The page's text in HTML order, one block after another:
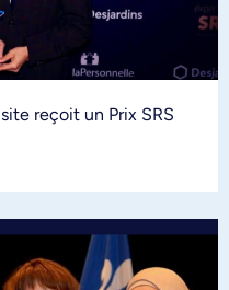
reçoit un Prix SRS